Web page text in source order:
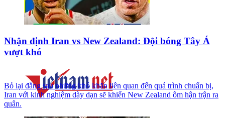
Nhận định Iran vs New Zealand: Đội bóng Tây Á
vượt khó
Bỏ lại đằng sau những khó khăn liên quan đến quá trình chuẩn bị,
Iran với kinh nghiệm dày dạn sẽ khiến New Zealand ôm hận trận ra
quân.